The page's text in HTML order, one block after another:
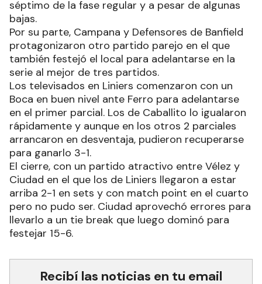
séptimo de la fase regular y a pesar de algunas
bajas.
Por su parte, Campana y Defensores de Banfield
protagonizaron otro partido parejo en el que
también festejó el local para adelantarse en la
serie al mejor de tres partidos.
Los televisados en Liniers comenzaron con un
Boca en buen nivel ante Ferro para adelantarse
en el primer parcial. Los de Caballito lo igualaron
rápidamente y aunque en los otros 2 parciales
arrancaron en desventaja, pudieron recuperarse
para ganarlo 3-1.
El cierre, con un partido atractivo entre Vélez y
Ciudad en el que los de Liniers llegaron a estar
arriba 2-1 en sets y con match point en el cuarto
pero no pudo ser. Ciudad aprovechó errores para
llevarlo a un tie break que luego dominó para
festejar 15-6.
Recibí las noticias en tu email